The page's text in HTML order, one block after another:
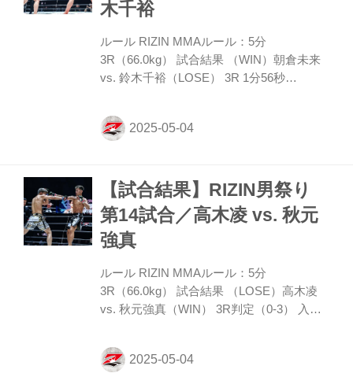
傷） ≫ 試合結果詳細 第14試合／高木凌
木千裕
ルール RIZIN MMAルール：5分
3R（66.0kg） 試合結果 （WIN）朝倉未来
vs. 鈴木千裕（LOSE） 3R 1分56秒
傷） 入場 ROUND 1 朝倉は左ストレートか
ら右フックを連係し、続いてのタックルで
を振る朝倉に鈴木も蹴り上げを狙うが、朝
倉はパスを進めてハーフガードに。ハーフ
からフルガードに戻す鈴木だが、朝倉は鈴
木の頭をコーナー側に戻して首を折り曲
って踏みつけを見舞った朝倉はこれは外れ
るもサイドについて顔にヒザ...
【試合結果】RIZIN男祭り
第14試合／高木凌 vs. 秋元
強真
ルール RIZIN MMAルール：5分
3R（66.0kg） 試合結果 （LOSE）高木凌
vs. 秋元強真（WIN） 3R判定（0-3） 入場
秋元はサウスポーで向き合い、高木の右ミ
ドルをさばきながらジリジリと前に出る。